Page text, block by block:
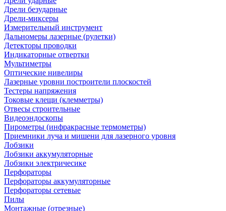
Дрели безударные
Дрели-миксеры
Измерительный инструмент
Дальномеры лазерные (рулетки)
Детекторы проводки
Индикаторные отвертки
Мультиметры
Оптические нивелиры
Лазерные уровни построители плоскостей
Тестеры напряжения
Токовые клещи (клемметры)
Отвесы строительные
Видеоэндоскопы
Пирометры (инфракрасные термометры)
Приемники луча и мишени для лазерного уровня
Лобзики
Лобзики аккумуляторные
Лобзики электричесике
Перфораторы
Перфораторы аккумуляторные
Перфораторы сетевые
Пилы
Монтажные (отрезные)